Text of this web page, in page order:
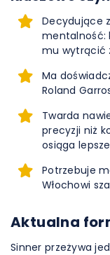
Decydujące
mentalność:
mu wytrącić
Ma
Roland
Twarda
precyzji niż
osiąga
Potrzebuje
Włochowi
Aktualna
Sinner przeżywa